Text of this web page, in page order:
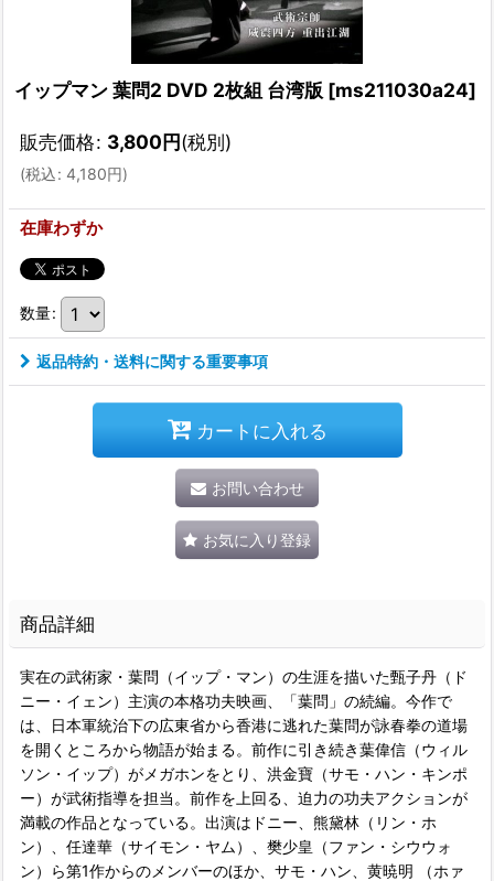
イップマン 葉問2 DVD 2枚組 台湾版 [ms211030a24]
販売価格: 3,800円(税別)
(税込: 4,180円)
在庫わずか
数量:
返品特約・送料に関する重要事項
カートに入れる
お問い合わせ
お気に入り登録
商品詳細
実在の武術家・葉問（イップ・マン）の生涯を描いた甄子丹（ド
ニー・イェン）主演の本格功夫映画、「葉問」の続編。今作で
は、日本軍統治下の広東省から香港に逃れた葉問が詠春拳の道場
を開くところから物語が始まる。前作に引き続き葉偉信（ウィル
ソン・イップ）がメガホンをとり、洪金寶（サモ・ハン・キンポ
ー）が武術指導を担当。前作を上回る、迫力の功夫アクションが
満載の作品となっている。出演はドニー、熊黛林（リン・ホ
ン）、任達華（サイモン・ヤム）、樊少皇（ファン・シウウォ
ン）ら第1作からのメンバーのほか、サモ・ハン、黄暁明 （ホァ